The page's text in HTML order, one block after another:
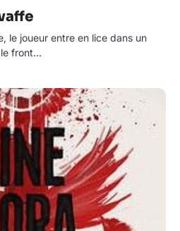
le joueur entre en lice dans un
front…